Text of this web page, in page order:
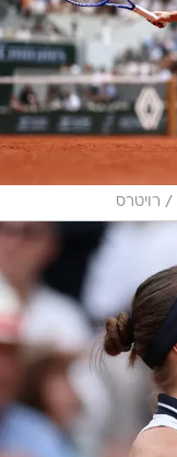
/ רויטרס